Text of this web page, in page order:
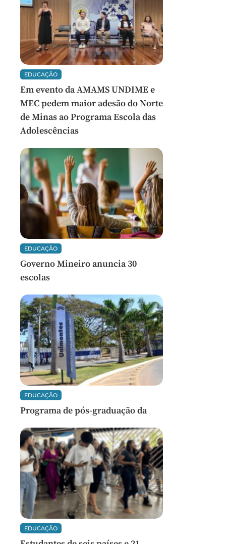
EDUCAÇÃO
Em evento da AMAMS UNDIME e
MEC pedem maior adesão do Norte
de Minas ao Programa Escola das
Adolescências
EDUCAÇÃO
Governo Mineiro anuncia 30
escolas
EDUCAÇÃO
Programa de pós-graduação da
EDUCAÇÃO